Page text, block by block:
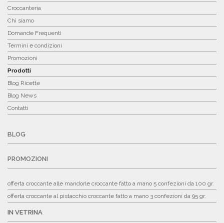
Croccanteria
Chi siamo
Domande Frequenti
Termini e condizioni
Promozioni
Prodotti
Blog Ricette
Blog News
Contatti
BLOG
PROMOZIONI
offerta croccante alle mandorle croccante fatto a mano 5 confezioni da 100 gr.
offerta croccante al pistacchio croccante fatto a mano 3 confezioni da 95 gr.
IN VETRINA